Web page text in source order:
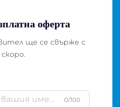
оферта
ще се свърже с
скоро.
0/100